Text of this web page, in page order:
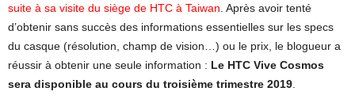
suite à sa visite du siège de HTC à Taiwan . Après avoir tenté
d’obtenir sans succès des informations essentielles sur les specs
du casque (résolution, champ de vision…) ou le prix, le blogueur a
réussir à obtenir une seule information : Le HTC Vive Cosmos
sera disponible au cours du troisième trimestre 2019